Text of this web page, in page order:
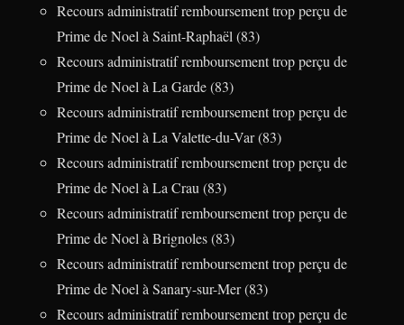
Recours administratif remboursement trop perçu de
Prime de Noel à Saint-Raphaël (83)
Recours administratif remboursement trop perçu de
Prime de Noel à La Garde (83)
Recours administratif remboursement trop perçu de
Prime de Noel à La Valette-du-Var (83)
Recours administratif remboursement trop perçu de
Prime de Noel à La Crau (83)
Recours administratif remboursement trop perçu de
Prime de Noel à Brignoles (83)
Recours administratif remboursement trop perçu de
Prime de Noel à Sanary-sur-Mer (83)
Recours administratif remboursement trop perçu de